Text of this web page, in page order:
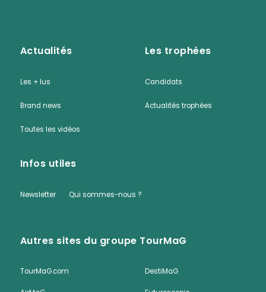
Actualités Les trophées
Infos utiles
Les + lus
Brand news
Toutes les vidéos
Candidats
Actualités trophées
Newsletter Qui sommes-nous ?
Autres sites du groupe TourMaG
TourMaG.com DestiMaG